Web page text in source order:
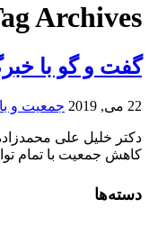
Archives:
گفت و گو با
22 می, 2019 جمعیت و
دکتر خلیل علی
کاهش جمعیت با تمام
دسته‌ها